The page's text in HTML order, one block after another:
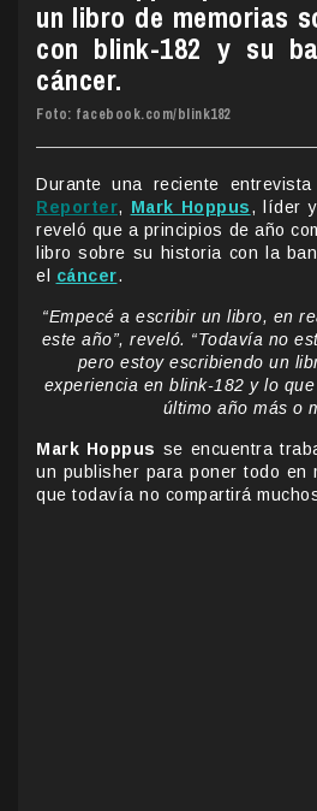
un libro de memorias
con blink-182 y su
cáncer.
Foto: facebook.com/blink182
Durante una reciente
Reporter, Mark Hoppus, líder
reveló que a principios de año
libro sobre su historia con la
el cáncer.
“Empecé a escribir un libro, en
este año”, reveló. “Todavía no
pero estoy escribiendo un
experiencia en blink-182 y lo
último año más o
Mark Hoppus se encuentra
un publisher para poner todo en
que todavía no compartirá